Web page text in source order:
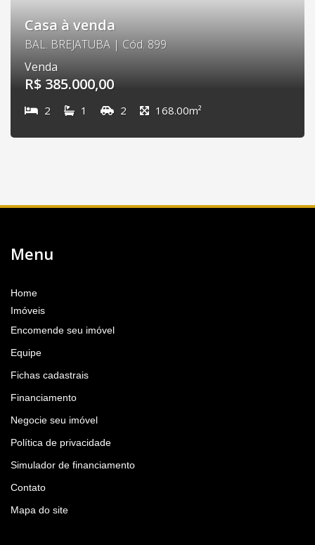
Casa à venda
BAL. BREJATUBA | Cód. 899
Venda
R$ 385.000,00
2 1 2 168.00m²
Menu
Home
Imóveis
Encomende seu imóvel
Equipe
Fichas cadastrais
Financiamento
Negocie seu imóvel
Política de privacidade
Simulador de financiamento
Contato
Mapa do site